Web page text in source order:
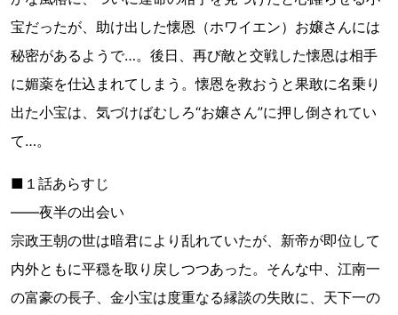
宝だったが、助け出した懐恩（ホワイエン）お嬢さんには
秘密があるようで…。後日、再び敵と交戦した懐恩は相手
に媚薬を仕込まれてしまう。懐恩を救おうと果敢に名乗り
出た小宝は、気づけばむしろ“お嬢さん”に押し倒されてい
て…。
■１話あらすじ
――夜半の出会い
宗政王朝の世は暗君により乱れていたが、新帝が即位して
内外ともに平穏を取り戻しつつあった。そんな中、江南一
の富豪の長子、金小宝は度重なる縁談の失敗に、天下一の